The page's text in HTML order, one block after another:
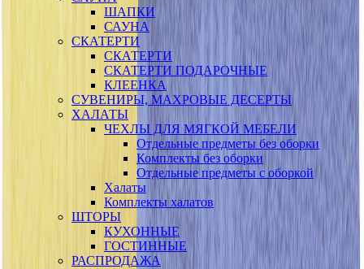
ШАПКИ
САУНА
СКАТЕРТИ
СКАТЕРТИ
СКАТЕРТИ ПОДАРОЧНЫЕ
КЛЕЕНКА
СУВЕНИРЫ, МАХРОВЫЕ ДЕСЕРТЫ
ХАЛАТЫ
ЧЕХЛЫ ДЛЯ МЯГКОЙ МЕБЕЛИ
Отдельные предметы без оборки
Комплекты без оборки
Отдельные предметы с оборкой
Халаты
Комплекты халатов
ШТОРЫ
КУХОННЫЕ
ГОСТИННЫЕ
РАСПРОДАЖА